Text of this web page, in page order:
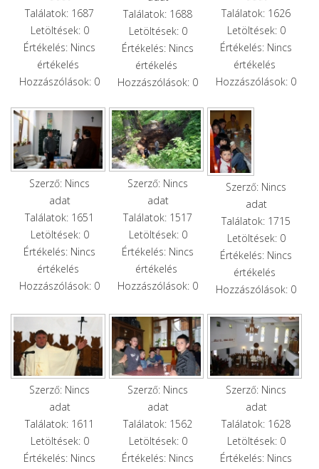
Találatok: 1687
Letöltések: 0
Értékelés: Nincs
értékelés
Hozzászólások: 0
Találatok: 1688
Letöltések: 0
Értékelés: Nincs
értékelés
Hozzászólások: 0
Találatok: 1626
Letöltések: 0
Értékelés: Nincs
értékelés
Hozzászólások: 0
Szerző: Nincs
adat
Találatok: 1651
Letöltések: 0
Értékelés: Nincs
értékelés
Hozzászólások: 0
Szerző: Nincs
adat
Találatok: 1517
Letöltések: 0
Értékelés: Nincs
értékelés
Hozzászólások: 0
Szerző: Nincs
adat
Találatok: 1715
Letöltések: 0
Értékelés: Nincs
értékelés
Hozzászólások: 0
Szerző: Nincs
adat
Találatok: 1611
Letöltések: 0
Értékelés: Nincs
Szerző: Nincs
adat
Találatok: 1562
Letöltések: 0
Értékelés: Nincs
Szerző: Nincs
adat
Találatok: 1628
Letöltések: 0
Értékelés: Nincs